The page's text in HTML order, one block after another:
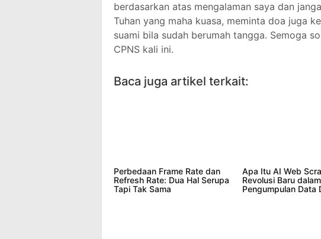
berdasarkan atas mengalaman saya dan
Tuhan yang maha kuasa, meminta doa juga
suami bila sudah berumah tangga. Semoga
CPNS kali ini.
Baca juga artikel terkait:
Perbedaan Frame Rate dan
Refresh Rate: Dua Hal Serupa
Tapi Tak Sama
Apa Itu AI Web
Revolusi Baru dalam
Pengumpulan Data